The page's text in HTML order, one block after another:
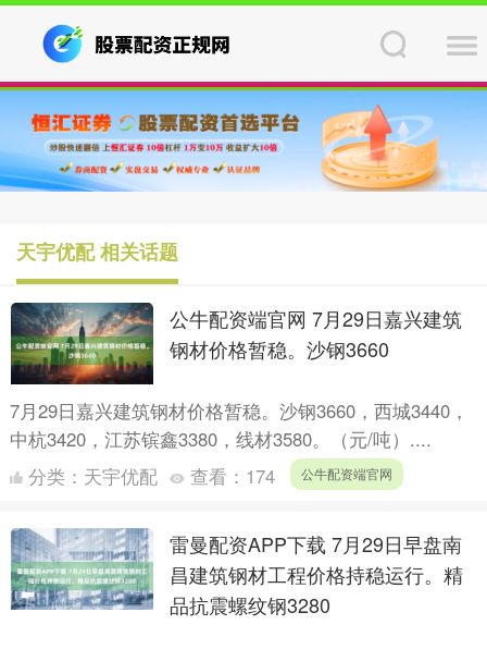
天宇优配 相关话题
公牛配资端官网 7月29日嘉兴建筑
钢材价格暂稳。沙钢3660
7月29日嘉兴建筑钢材价格暂稳。沙钢3660，西城3440，
中杭3420，江苏镔鑫3380，线材3580。（元/吨）....
分类： 天宇优配 查看： 174 公牛配资端官网
雷曼配资APP下载 7月29日早盘南
昌建筑钢材工程价格持稳运行。精
品抗震螺纹钢3280